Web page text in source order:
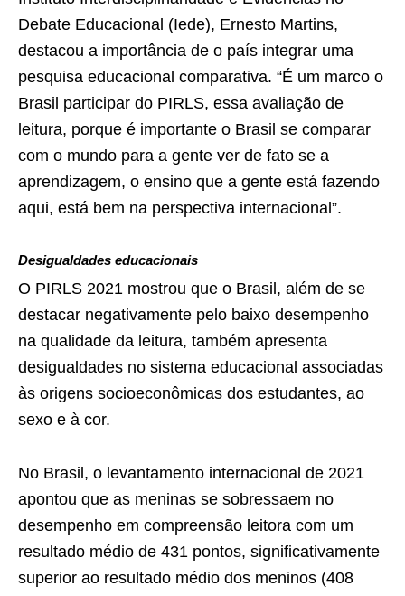
Debate Educacional (Iede), Ernesto Martins,
destacou a importância de o país integrar uma
pesquisa educacional comparativa. “É um marco o
Brasil participar do PIRLS, essa avaliação de
leitura, porque é importante o Brasil se comparar
com o mundo para a gente ver de fato se a
aprendizagem, o ensino que a gente está fazendo
aqui, está bem na perspectiva internacional”.
Desigualdades educacionais
O PIRLS 2021 mostrou que o Brasil, além de se
destacar negativamente pelo baixo desempenho
na qualidade da leitura, também apresenta
desigualdades no sistema educacional associadas
às origens socioeconômicas dos estudantes, ao
sexo e à cor.
No Brasil, o levantamento internacional de 2021
apontou que as meninas se sobressaem no
desempenho em compreensão leitora com um
resultado médio de 431 pontos, significativamente
superior ao resultado médio dos meninos (408